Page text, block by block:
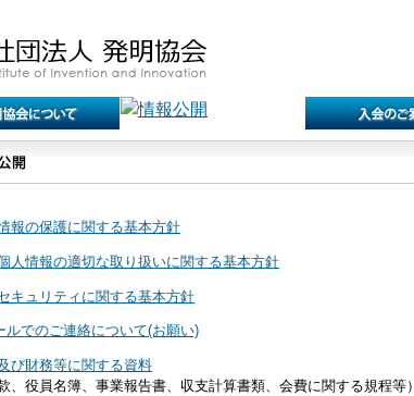
報の保護に関する基本方針
人情報の適切な取り扱いに関する基本方針
キュリティに関する基本方針
ルでのご連絡について(お願い)
び財務等に関する資料
款、役員名簿、事業報告書、収支計算書類、会費に関する規程等）